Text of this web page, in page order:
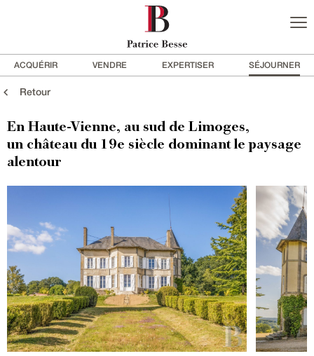
ACQUÉRIR VENDRE EXPERTISER SÉJOURNER
Retour
En Haute-Vienne, au sud de Limoges,
un château du 19e siècle dominant le paysage
alentour